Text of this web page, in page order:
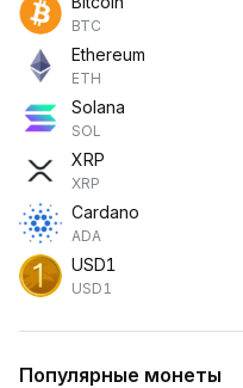
BTC
Ethereum
ETH
Solana
SOL
XRP
XRP
Cardano
ADA
USD1
USD1
Популярные монеты